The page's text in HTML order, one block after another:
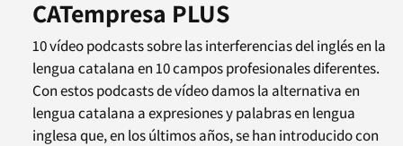
CATempresa PLUS
10 vídeo podcasts sobre las interferencias del inglés en la
lengua catalana en 10 campos profesionales diferentes.
Con estos podcasts de vídeo damos la alternativa en
lengua catalana a expresiones y palabras en lengua
inglesa que, en los últimos años, se han introducido con